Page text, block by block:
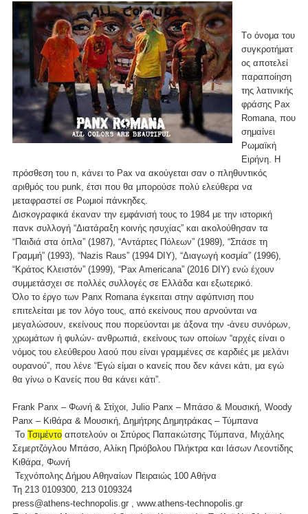
Tο όνομα του
συγκροτήματ
ος αποτελεί
παραποίηση
της λατινικής
φράσης Pax
Romana, που
σημαίνει
Ρωμαϊκή
Ειρήνη. Η
πρόσθεση του n, κάνει το Pax να ακούγεται σαν ο πληθυντικός
αριθμός του punk, έτσι που θα μπορούσε πολύ ελεύθερα να
μεταφραστεί σε Ρωμιοί πάνκηδες.
Δισκογραφικά έκαναν την εμφάνισή τους το 1984 με την ιστορική
πανκ συλλογή “Διατάραξη κοινής ησυχίας” και ακολούθησαν τα
“Παιδιά στα όπλα” (1987), “Αντάρτες Πόλεων” (1989), “Σπάσε τη
Γραμμή” (1993), “Nazis Raus” (1994 DIY), “Διαγωγή κοσμία” (1996),
“Κράτος Κλειστόν” (1999), “Pax Americana” (2016 DIY) ενώ έχουν
συμμετάσχει σε πολλές συλλογές σε Ελλάδα και εξωτερικό.
Όλο το έργο των Panx Romana έγκειται στην αφύπνιση που
επιτελείται με τον λόγο τους, από εκείνους που αρνούνται να
μεγαλώσουν, εκείνους που πορεύονται με άξονα την -άνευ συνόρων,
χρωμάτων ή φυλών- ανθρωπιά, εκείνους των οποίων “αρχές είναι ο
νόμος του ελεύθερου λαού που είναι γραμμένες σε καρδιές με μελάνι
ουρανού”, που λένε “Εγώ είμαι ο κανείς που δεν κάνει κάτι, μα εγώ
θα γίνω ο Κανείς που θα κάνει κάτι”.
Frank Panx – Φωνή & Στίχοι, Julio Panx – Μπάσο & Μουσική, Woody
Panx – Κιθάρα & Μουσική, Δημήτρης Δημητράκας – Τύμπανα
Το Τσιμέντο αποτελούν οι Σπύρος Παπακώτσης Τύμπανα, Μιχάλης
Σεμερτζόγλου Μπάσο, Αλίκη Πριόβολου Πλήκτρα και Ιάσων Λεοντίδης
Κιθάρα, Φωνή
Τεχνόπολης Δήμου Αθηναίων Πειραιώς 100 Αθήνα
Τη 213 0109300, 213 0109324
press@athens-technopolis.gr , www.athens-technopolis.gr